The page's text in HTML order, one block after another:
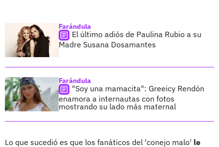
Farándula
El último adiós de Paulina Rubio a su
Madre Susana Dosamantes
Farándula
"Soy una mamacita": Greeicy Rendón
enamora a internautas con fotos
mostrando su lado más maternal
Lo que sucedió es que los fanáticos del 'conejo malo' le